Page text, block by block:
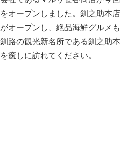
オープンしました。釧之助本店
オープンし、絶品海鮮グルメも
路の観光新名所である釧之助本
癒しに訪れてください。